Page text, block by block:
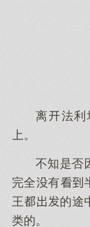
离法利
。
不知是
完全有
王的途
类的。